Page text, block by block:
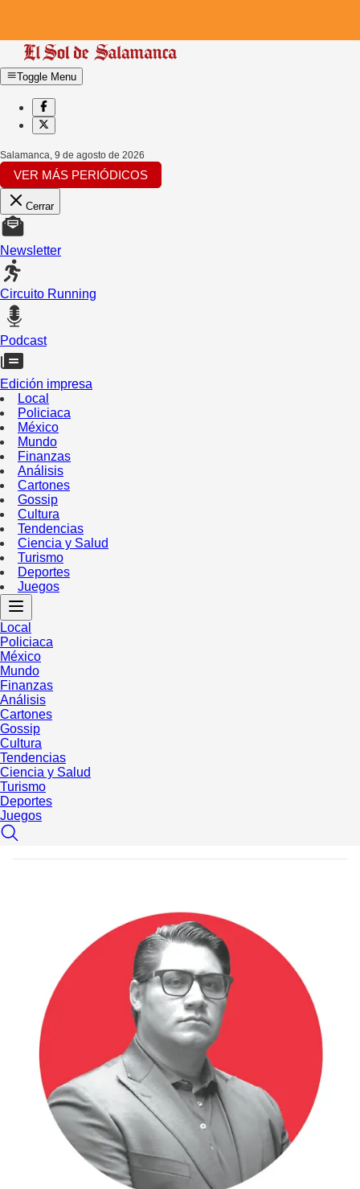
Toggle Menu
Salamanca, 9 de agosto de 2026
VER MÁS PERIÓDICOS
Cerrar
Newsletter
Circuito Running
Podcast
Edición impresa
Local
Policiaca
México
Mundo
Finanzas
Análisis
Cartones
Gossip
Cultura
Tendencias
Ciencia y Salud
Turismo
Deportes
Juegos
Local
Policiaca
México
Mundo
Finanzas
Análisis
Cartones
Gossip
Cultura
Tendencias
Ciencia y Salud
Turismo
Deportes
Juegos